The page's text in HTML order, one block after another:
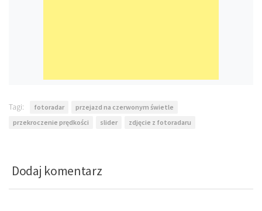
Tagi: fotoradar
przejazd na czerwonym świetle
przekroczenie prędkości
slider zdjęcie z fotoradaru
Dodaj komentarz